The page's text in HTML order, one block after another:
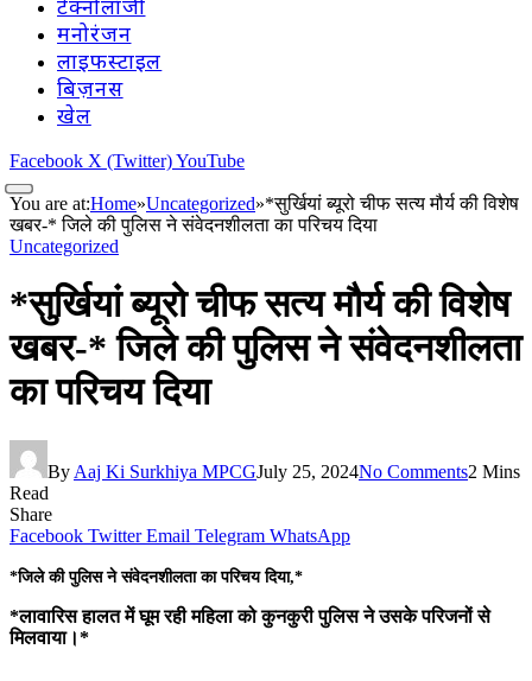
टेक्नोलॉजी
मनोरंजन
लाइफस्टाइल
बिज़नस
खेल
Facebook X (Twitter)YouTube
You are at:Home»Uncategorized»*सुर्खियां ब्यूरो चीफ सत्य मौर्य की विशेष
खबर-* जिले की पुलिस ने संवेदनशीलता का परिचय दिया
Uncategorized
*सुर्खियां ब्यूरो चीफ सत्य मौर्य की विशेष
खबर-* जिले की पुलिस ने संवेदनशीलता
का परिचय दिया
By Aaj Ki Surkhiya MPCGJuly 25, 2024No Comments2 Mins
Read
Share
Facebook Twitter Email Telegram WhatsApp
*जिले की पुलिस ने संवेदनशीलता का परिचय दिया,*
*लावारिस हालत में घूम रही महिला को कुनकुरी पुलिस ने उसके परिजनों से
मिलवाया।*